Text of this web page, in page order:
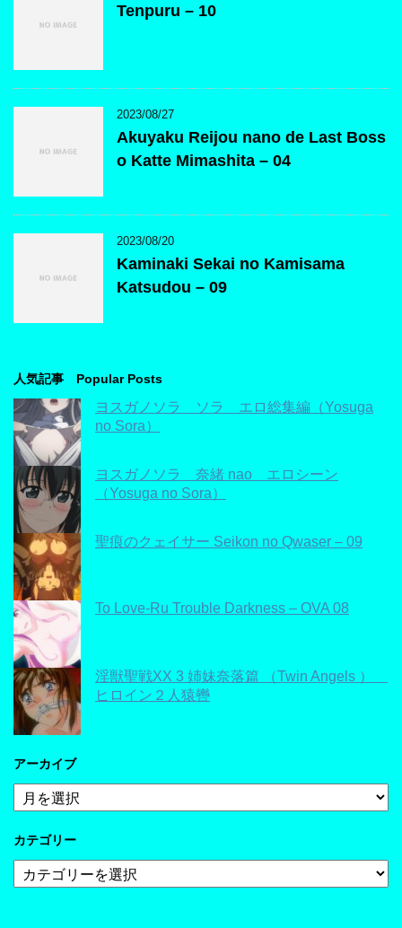
Tenpuru – 10
2023/08/27
Akuyaku Reijou nano de Last Boss
o Katte Mimashita – 04
2023/08/20
Kaminaki Sekai no Kamisama
Katsudou – 09
人気記事 Popular Posts
ヨスガノソラ ソラ エロ総集編（Yosuga
no Sora）
ヨスガノソラ 奈緒 nao エロシーン
（Yosuga no Sora）
聖痕のクェイサー Seikon no Qwaser – 09
To Love-Ru Trouble Darkness – OVA 08
淫獣聖戦XX 3 姉妹奈落篇 （Twin Angels ）
ヒロイン２人猿轡
アーカイブ
ア
ー
イ
カテゴリー
テ